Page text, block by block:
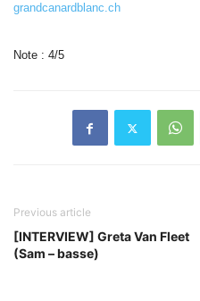
grandcanardblanc.ch
Note : 4/5
Previous article
[INTERVIEW] Greta Van Fleet
(Sam – basse)